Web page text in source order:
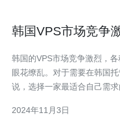
韩国VPS市场竞争
韩国的VPS市场竞争激烈，
眼花缭乱。对于需要在韩国
说，选择一家最适合自己需
做出决策。 1. 确定需求 首先
2024年11月3日